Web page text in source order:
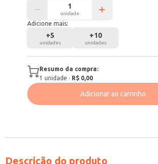
unidade
Adicione mais:
+5
unidades
+10
unidades
Resumo da compra:
1 unidade · R$ 0,00
Adicionar ao carrinho
Descrição do produto